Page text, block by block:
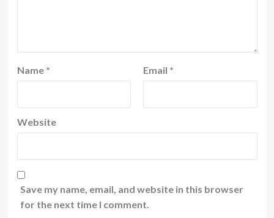
Name * Email *
Website
Save my name, email, and website in this browser
for the next time I comment.